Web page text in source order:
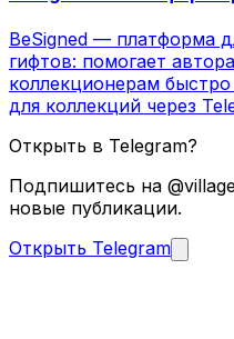
BeSigned — платформа
гифтов: помогает
коллекционерам
для коллекций через
Открыть в Telegram?
Подпишитесь на
новые публикации.
Открыть Telegram